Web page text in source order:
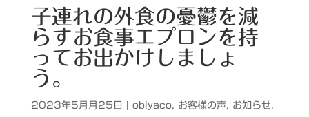
子連れの外食の憂鬱を減
らすお食事エプロンを持
ってお出かけしましょ
う。
2023年5月月25日 obiyaco, お客様の声, お知らせ,